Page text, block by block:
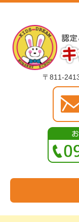
〒811-